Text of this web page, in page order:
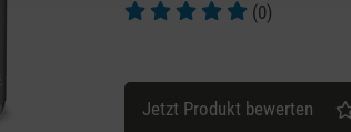
(0)
Jetzt Produkt bewerten